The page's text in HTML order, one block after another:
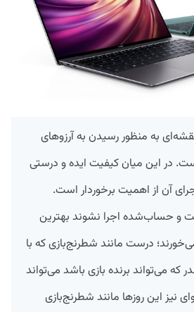
به منظور رسیدن به آرزوهای
در این میان کیفیت ایده و درستی
آن از اهمیت برخوردار است.
و حساب‌شده اجرا نشوند بهترین
درست مانند شطرنج‌بازی که با
می‌تواند برنده بازی باشد می‌تواند
این روزها مانند شطرنج‌بازی